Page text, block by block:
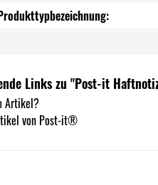
Links zu "Post-it
Artikel?
von Post-it®